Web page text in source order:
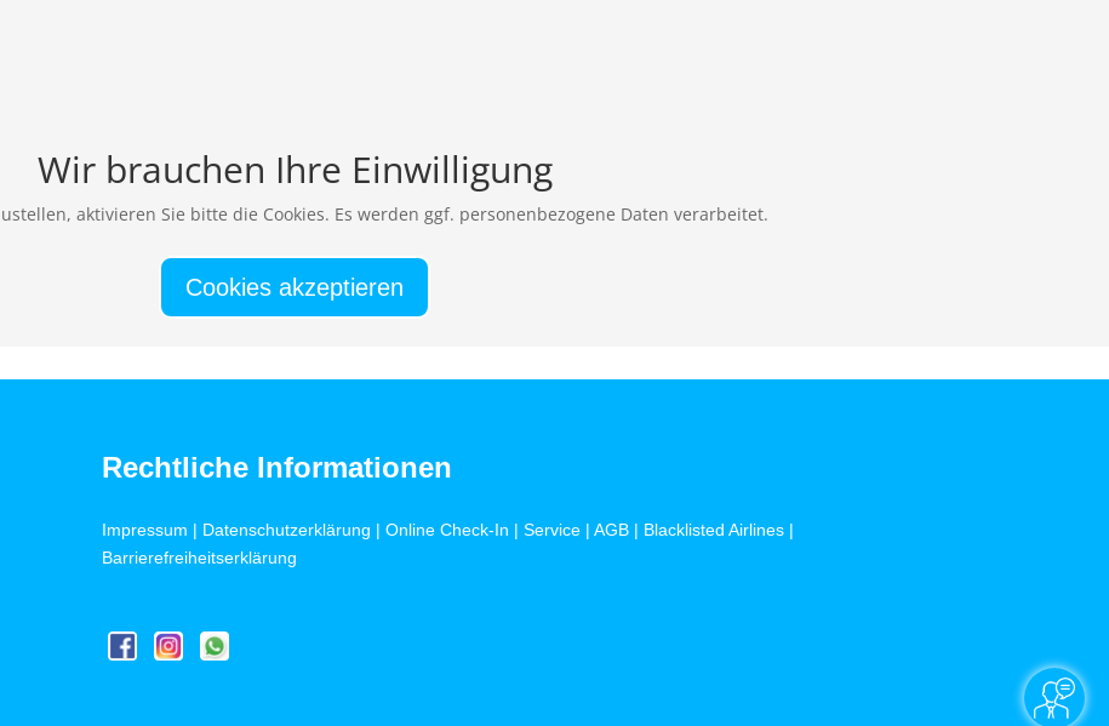
Wir brauchen Ihre Einwilligung
aktivieren Sie bitte die Cookies. Es werden ggf. personenbezogene Daten verarbeitet.
Cookies akzeptieren
Rechtliche Informationen
Impressum | Datenschutzerklärung | Online Check-In | Service| AGB| Blacklisted Airlines|
Barrierefreiheitserklärung